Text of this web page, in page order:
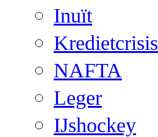
Inuït
Kredietcrisis
NAFTA
Leger
IJshockey